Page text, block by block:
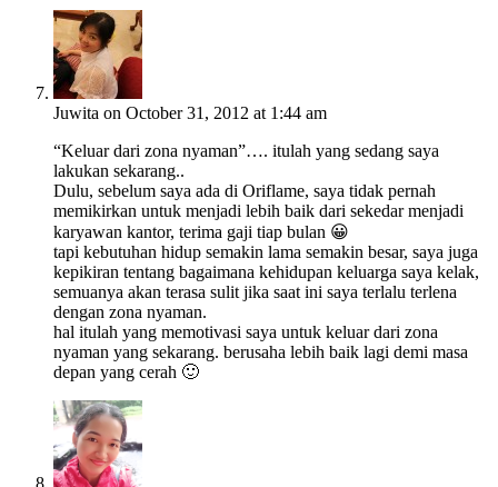
Juwita on October 31, 2012 at 1:44 am
“Keluar dari zona nyaman”…. itulah yang sedang saya
lakukan sekarang..
Dulu, sebelum saya ada di Oriflame, saya tidak pernah
memikirkan untuk menjadi lebih baik dari sekedar menjadi
karyawan kantor, terima gaji tiap bulan 😀
tapi kebutuhan hidup semakin lama semakin besar, saya juga
kepikiran tentang bagaimana kehidupan keluarga saya kelak,
semuanya akan terasa sulit jika saat ini saya terlalu terlena
dengan zona nyaman.
hal itulah yang memotivasi saya untuk keluar dari zona
nyaman yang sekarang. berusaha lebih baik lagi demi masa
depan yang cerah 🙂